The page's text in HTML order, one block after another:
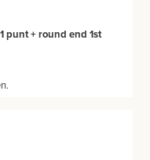
punt + round end 1st